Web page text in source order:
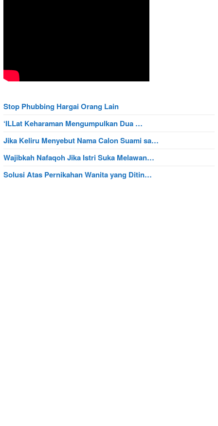
Stop Phubbing Hargai Orang Lain
‘ILLat Keharaman Mengumpulkan Dua …
Jika Keliru Menyebut Nama Calon Suami sa…
Wajibkah Nafaqoh Jika Istri Suka Melawan…
Solusi Atas Pernikahan Wanita yang Ditin…